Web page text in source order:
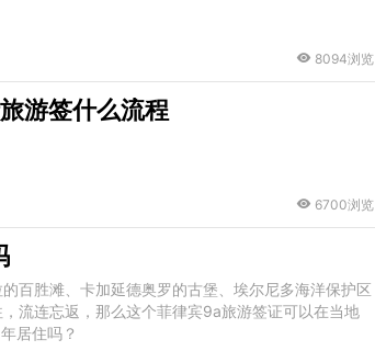
8094浏览
游签什么流程
6700浏览
百胜滩、卡加延德奥罗的古堡、埃尔尼多海洋保护区
流连忘返，那么这个菲律宾9a旅游签证可以在当地
居住吗？